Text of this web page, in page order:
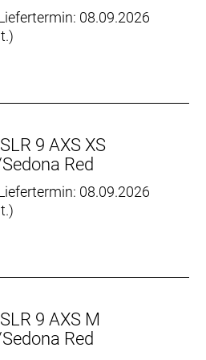
Außerdem SRAMs
RED XPLR AXS
für ruppige
ankommt, dann greif
Ziel entwickelt, Gewicht
zu steigern und alle
die neue Gravel Race
Eigenschaften wie
zur Vibrationsdämpfung
genießt du jeden Kilometer,
einteiligen Lenker/Vorbau-
Vollgas gibt.
08.09.2026
9 AXS XS
Red
08.09.2026
9 AXS M
Red